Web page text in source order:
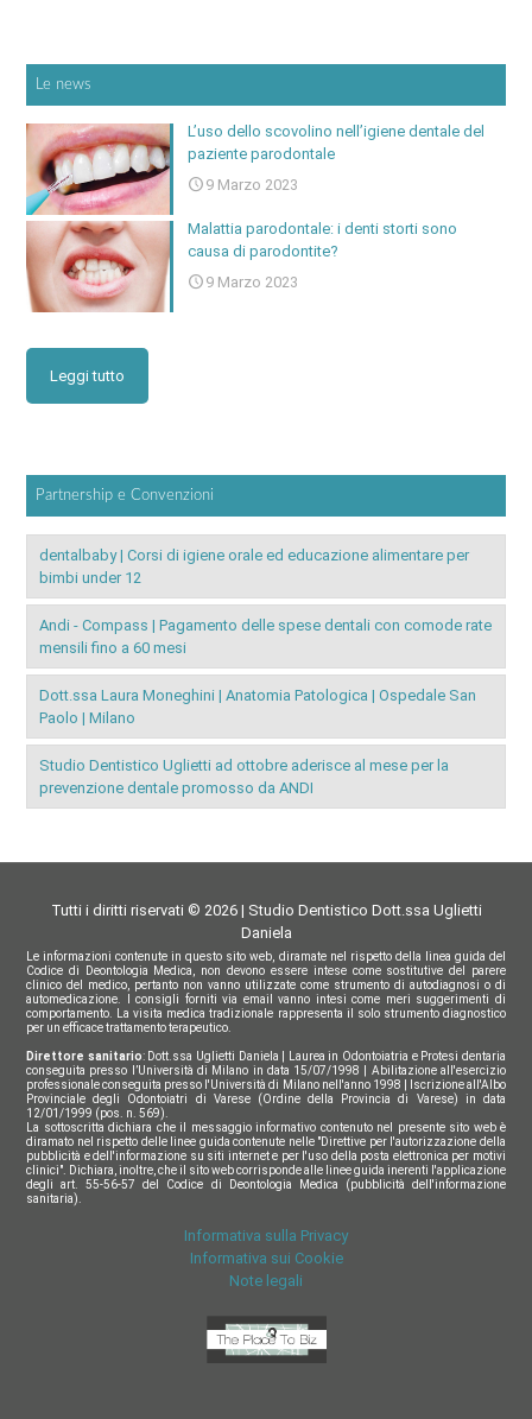
Le news
L’uso dello scovolino nell’igiene dentale del
paziente parodontale
9 Marzo 2023
Malattia parodontale: i denti storti sono
causa di parodontite?
9 Marzo 2023
Leggi tutto
Partnership e Convenzioni
dentalbaby | Corsi di igiene orale ed educazione alimentare per
bimbi under 12
Andi - Compass | Pagamento delle spese dentali con comode rate
mensili fino a 60 mesi
Dott.ssa Laura Moneghini | Anatomia Patologica | Ospedale San
Paolo | Milano
Studio Dentistico Uglietti ad ottobre aderisce al mese per la
prevenzione dentale promosso da ANDI
Tutti i diritti riservati © 2026 | Studio Dentistico Dott.ssa Uglietti
Daniela
Le informazioni contenute in questo sito web, diramate nel rispetto della linea guida del
Codice di Deontologia Medica, non devono essere intese come sostitutive del parere
clinico del medico, pertanto non vanno utilizzate come strumento di autodiagnosi o di
automedicazione. I consigli forniti via email vanno intesi come meri suggerimenti di
comportamento. La visita medica tradizionale rappresenta il solo strumento diagnostico
per un efficace trattamento terapeutico.
Direttore sanitario: Dott.ssa Uglietti Daniela | Laurea in Odontoiatria e Protesi dentaria
conseguita presso l’Università di Milano in data 15/07/1998 | Abilitazione all'esercizio
professionale conseguita presso l'Università di Milano nell'anno 1998 | Iscrizione all'Albo
Provinciale degli Odontoiatri di Varese (Ordine della Provincia di Varese) in data
12/01/1999 (pos. n. 569).
La sottoscritta dichiara che il messaggio informativo contenuto nel presente sito web è
diramato nel rispetto delle linee guida contenute nelle "Direttive per l'autorizzazione della
pubblicità e dell'informazione su siti internet e per l'uso della posta elettronica per motivi
clinici". Dichiara, inoltre, che il sito web corrisponde alle linee guida inerenti l'applicazione
degli art. 55-56-57 del Codice di Deontologia Medica (pubblicità dell'informazione
sanitaria).
Informativa sulla Privacy
Informativa sui Cookie
Note legali